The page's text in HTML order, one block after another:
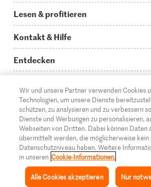
Inspiration Rezepte
Was koche ich heute?
Hauptgerichte
Schnelle & einfache Rezepte
Apéro & Fingerfood
Backen
Rezepte für Familien & Kinder
Alle Rezeptkategorien
Lesen & profitieren
Storys
How to-Videos
Glossar
Migusto Login
Migusto Printmagazin
Wettbewerbe
Kontakt & Hilfe
Infos zum Kochen mit Migusto
Kontakt
Mediadaten Werbetreibende
Impressum
Rechtliche Hinweise
Datenschutz
Entdecken
Supermarkt
Migros Online
Über die Migros
Filialen
Cumulus
Migros-Magazin
© 2026 Migros-Genossenschafts-Bund
DE FR IT
Wir und unsere Partner verwenden Cookies
Technologien, um unsere Dienste
schützen, zu analysieren und zu verbessern
Dienste und Werbungen zu personalisieren,
Webseiten von Dritten. Dabei können Daten
übermittelt werden, die möglicherweise
Datenschutzniveau haben. Weitere
in unseren Cookie-Informationen.
Nur
Alle Cookies akzeptieren